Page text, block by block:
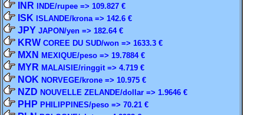
INR INDE/rupee => 109.827 €
ISK ISLANDE/krona => 142.6 €
JPY JAPON/yen => 182.64 €
KRW COREE DU SUD/won => 1633.3 €
MXN MEXIQUE/peso => 19.7884 €
MYR MALAISIE/ringgit => 4.719 €
NOK NORVEGE/krone => 10.975 €
NZD NOUVELLE ZELANDE/dollar => 1.9646 €
PHP PHILIPPINES/peso => 70.21 €